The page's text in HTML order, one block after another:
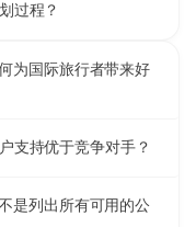
过程？
为国际旅行者带来好
支持优于竞争对手？
是列出所有可用的公